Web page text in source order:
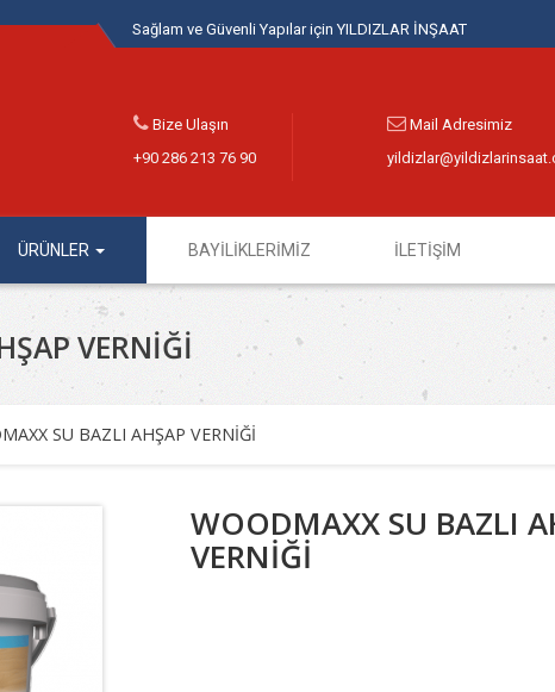
Sağlam ve Güvenli Yapılar için YILDIZLAR İNŞAAT
Bize Ulaşın
+90 286 213 76 90
Mail Adresimiz
ÜRÜNLER BAYİLİKLERİMİZ İLETİŞİM
VERNİĞİ
SU BAZLI AHŞAP VERNİĞİ
WOODMAXX SU BAZLI
VERNİĞİ